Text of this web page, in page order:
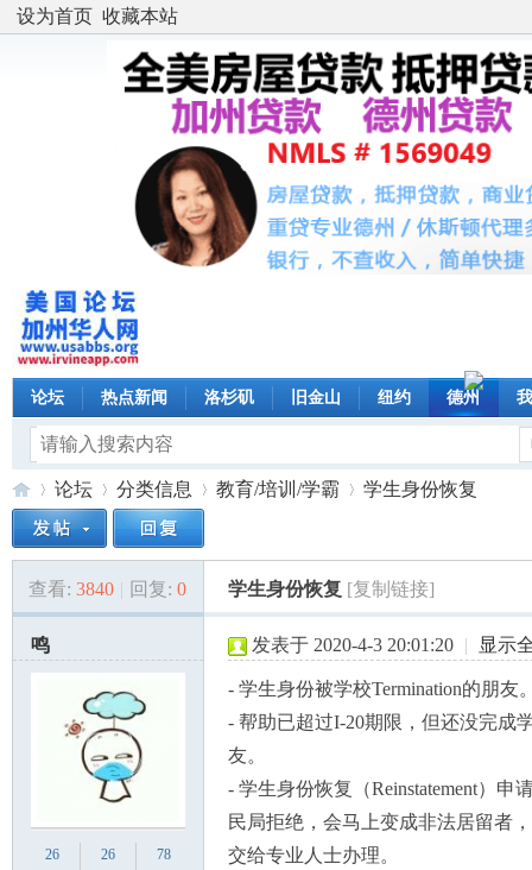
设为首页 收藏本站
论坛 热点新闻 洛杉矶 旧金山 纽约 德州
美»
论坛
›
分类信息 教育/培训/学霸
›
学生身份恢复
查看: 3840 | 回复: 0 学生身份恢复 [复制链接]
鸣
26
26
78
发表于 2020-4-3 20:01:20 | 显示
- 学生身份被学校Termination的朋友
- 帮助已超过I-20期限，但还没完成
友。
- 学生身份恢复（Reinstatement）申
民局拒绝，会马上变成非法居留者
交给专业人士办理。